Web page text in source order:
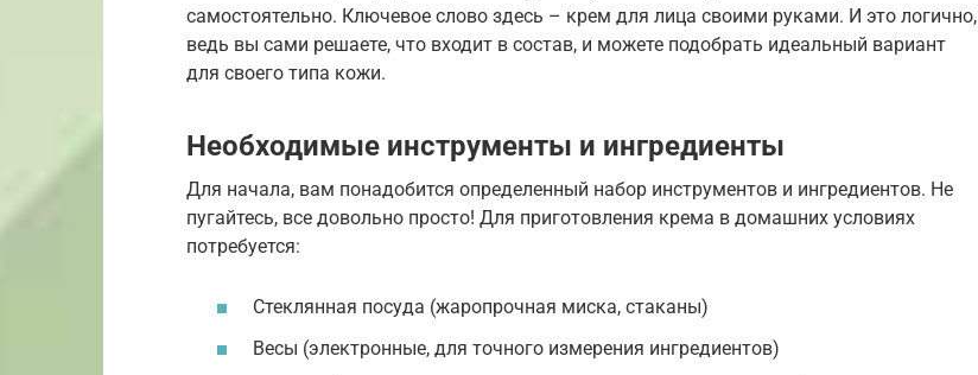
самостоятельно. Ключевое слово здесь – крем для лица своими руками. И это логично,
ведь вы сами решаете, что входит в состав, и можете подобрать идеальный вариант
для своего типа кожи.
Необходимые инструменты и ингредиенты
Для начала, вам понадобится определенный набор инструментов и ингредиентов. Не
пугайтесь, все довольно просто! Для приготовления крема в домашних условиях
потребуется:
Стеклянная посуда (жаропрочная миска, стаканы)
Весы (электронные, для точного измерения ингредиентов)